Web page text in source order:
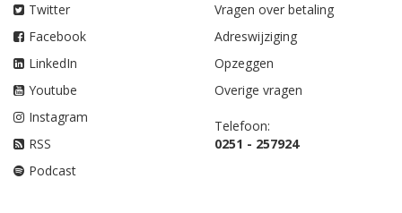
Twitter
Facebook
LinkedIn
Youtube
Instagram
RSS
Podcast
Vragen over betaling
Adreswijziging
Opzeggen
Overige vragen
Telefoon:
0251 - 257924